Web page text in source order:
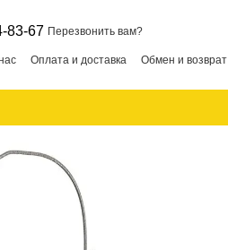
83-67 Перезвонить вам?
Оплата и доставка Обмен и возврат